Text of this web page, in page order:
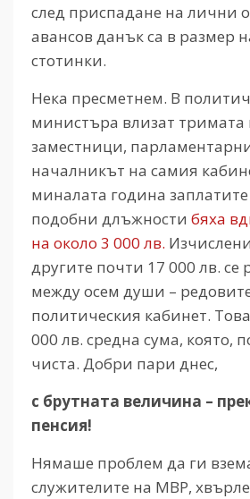
след приспадане на лични
авансов данък са в размер
стотинки.
Нека пресметнем. В
министъра влизат тримата
заместници,
началникът на самия
миналата година
подобни длъжности бяха
на около 3 000 лв.
другите почти 17 000 лв. се
между осем души –
политическия кабинет.
000 лв. средна сума, която,
чиста. Добри пари днес,
с брутната величина –
пенсия!
Нямаше проблем да ги
служителите на МВР,